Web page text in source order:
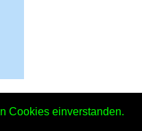
Cookies einverstanden.